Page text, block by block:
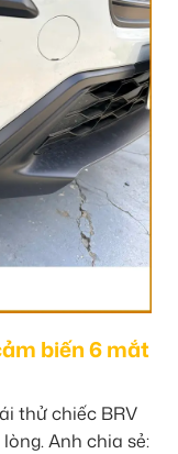
biến 6 mắt
thử chiếc BRV
Anh chia sẻ: